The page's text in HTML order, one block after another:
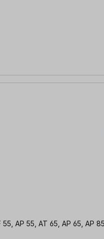
AP 55, AT 65, AP 65, AP 85